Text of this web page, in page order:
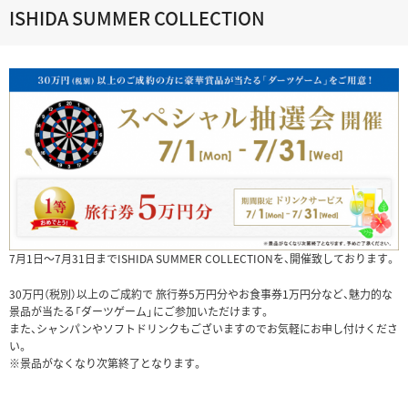
ISHIDA SUMMER COLLECTION
7月1日～7月31日までISHIDA SUMMER COLLECTIONを、開催致しております。
30万円（税別）以上のご成約で 旅行券5万円分やお食事券1万円分など、魅力的な
景品が当たる「ダーツゲーム」にご参加いただけます。
また、シャンパンやソフトドリンクもございますのでお気軽にお申し付けくださ
い。
※景品がなくなり次第終了となります。